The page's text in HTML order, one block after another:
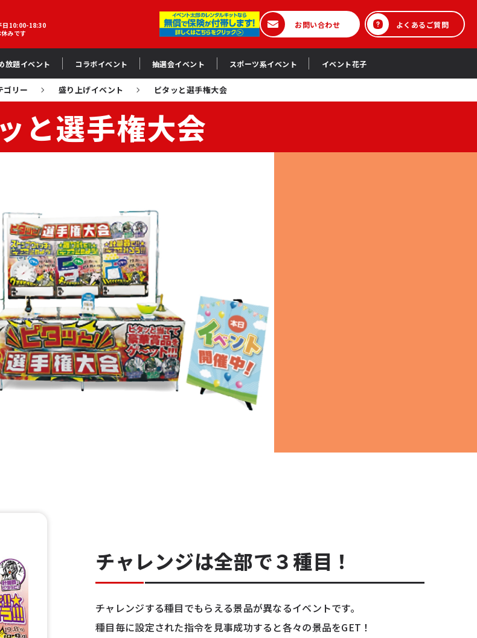
日10:00-18:30
みです
お問い合わせ よくあるご質問
放題イベント コラボイベント 抽選会イベント スポーツ系イベント イベント花子
ゴリー 盛り上げイベント ピタッと選手権大会
と選手権大会
チャレンジは全部で３種目！
チャレンジする種目でもらえる景品が異なるイベントです。
種目毎に設定された指令を見事成功すると各々の景品をGET！